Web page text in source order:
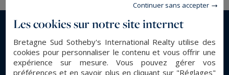
En savoir plus...
DESCRIPTION GÉNÉRALE
Les cookies sur notre site internet
Bretagne Sud Sotheby's International Realty utilise des
cookies pour personnaliser le contenu et vous offrir une
expérience sur mesure. Vous pouvez gérer vos
préférences et en savoir plus en cliquant sur "Réglages"
Continuer sans accepter